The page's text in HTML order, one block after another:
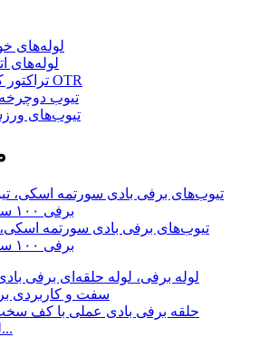
لوله‌های
لوله‌های
تراکتور کشاورزی و لوله OTR
تیوب
تیوب‌های
تیوب‌های برفی بادی سورتمه
برفی ۱۰۰ سانتی‌متری
حلقه برفی بادی عملی با کف سخت
لوله برفی...